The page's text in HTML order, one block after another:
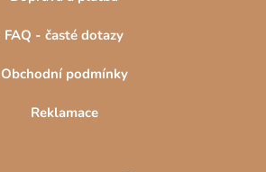
FAQ - časté dotazy
Obchodní podmínky
Reklamace